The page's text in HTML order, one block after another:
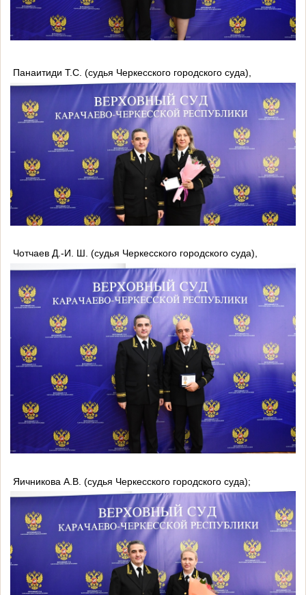
Панаитиди Т.С. (судья Черкесского городского суда),
Чотчаев Д.-И. Ш. (судья Черкесского городского суда),
Яичникова А.В. (судья Черкесского городского суда);